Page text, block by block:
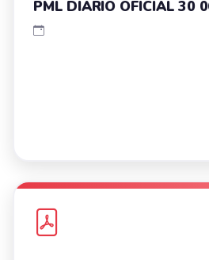
PML DIARIO OFICIAL 30